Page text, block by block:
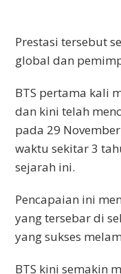
Prestasi tersebut
global dan
BTS pertama kali
dan kini telah
pada 29
waktu sekitar 3
sejarah ini.
Pencapaian ini
yang tersebar di
yang sukses
BTS kini semakin